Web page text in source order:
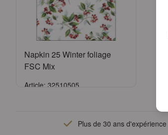
Napkin 25 Winter foliage
FSC Mix
Article: 32510505
Demander un compte
Plus de 30 ans d'expérience